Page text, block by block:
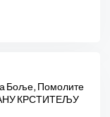
Боље, Помолите
КРСТИТЕЉУ